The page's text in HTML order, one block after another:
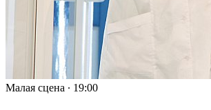
Малая сцена ∙ 19:00